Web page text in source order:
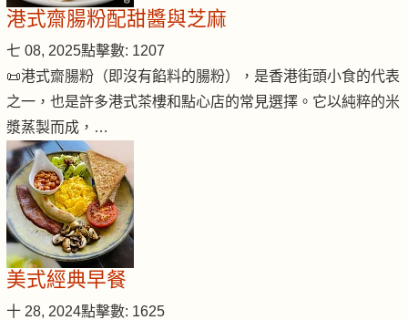
港式齋腸粉配甜醬與芝麻
七 08, 2025點擊數: 1207
📜港式齋腸粉（即沒有餡料的腸粉），是香港街頭小食的代表
之一，也是許多港式茶樓和點心店的常見選擇。它以純粹的米
漿蒸製而成，…
美式經典早餐
十 28, 2024點擊數: 1625